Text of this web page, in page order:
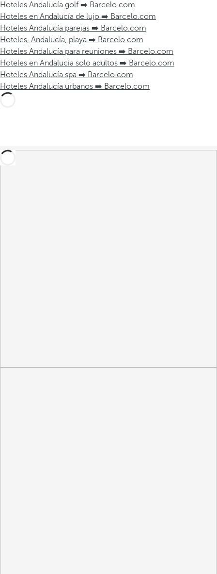
Hoteles Andalucía golf ➡️ Barcelo.com
Hoteles en Andalucía de lujo ➡️ Barcelo.com
Hoteles Andalucía parejas ➡️ Barcelo.com
Hoteles, Andalucía, playa ➡️ Barcelo.com
Hoteles Andalucía para reuniones ➡️ Barcelo.com
Hoteles en Andalucía solo adultos ➡️ Barcelo.com
Hoteles Andalucía spa ➡️ Barcelo.com
Hoteles Andalucía urbanos ➡️ Barcelo.com